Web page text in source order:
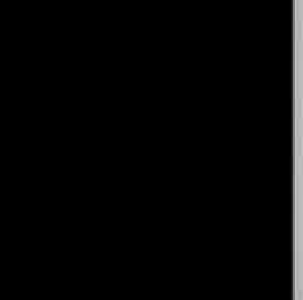
Österreich:
Berufsrechtliches zur
Fußpfleger – welche
Österreich: das neue
Die Meisterprüfung ist